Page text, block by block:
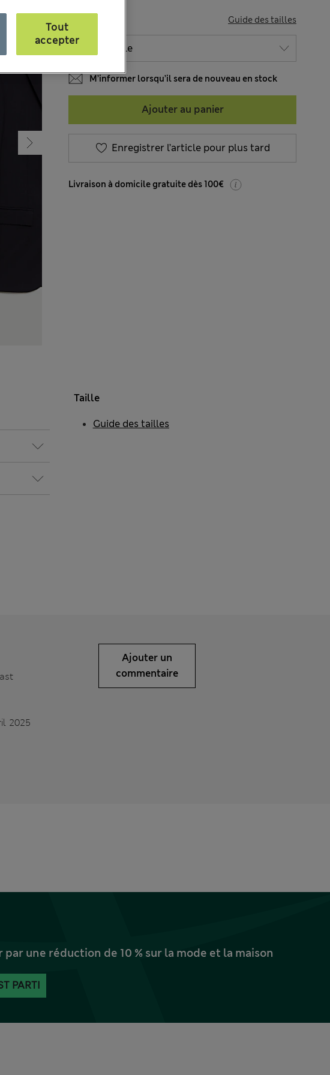
Guide des tailles
M’informer lorsqu’il sera de nouveau en stock
Ajouter au panier
Enregistrer l’article pour plus tard
Livraison à domicile gratuite dès 100€
Taille
Guide des tailles
2025
Ajouter un
commentaire
une réduction de 10 % sur la mode et la maison
PARTI
Tout
accepter